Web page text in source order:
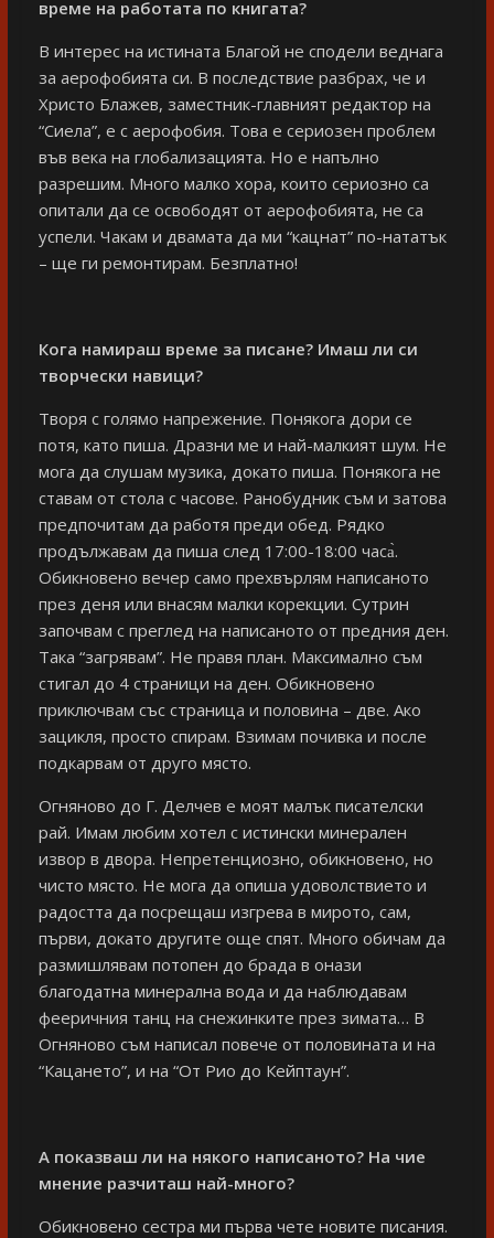
време на работата по книгата?
В интерес на истината Благой не сподели веднага
за аерофобията си. В последствие разбрах, че и
Христо Блажев, заместник-главният редактор на
“Сиела”, е с аерофобия. Това е сериозен проблем
във века на глобализацията. Но е напълно
разрешим. Много малко хора, които сериозно са
опитали да се освободят от аерофобията, не са
успели. Чакам и двамата да ми “кацнат” по-нататък
– ще ги ремонтирам. Безплатно!
Кога намираш време за писане? Имаш ли си
творчески навици?
Творя с голямо напрежение. Понякога дори се
потя, като пиша. Дразни ме и най-малкият шум. Не
мога да слушам музика, докато пиша. Понякога не
ставам от стола с часове. Ранобудник съм и затова
предпочитам да работя преди обед. Рядко
продължавам да пиша след 17:00-18:00 часа̀.
Обикновено вечер само прехвърлям написаното
през деня или внасям малки корекции. Сутрин
започвам с преглед на написаното от предния ден.
Така “загрявам”. Не правя план. Максимално съм
стигал до 4 страници на ден. Обикновено
приключвам със страница и половина – две. Ако
зацикля, просто спирам. Взимам почивка и после
подкарвам от друго място.
Огняново до Г. Делчев е моят малък писателски
рай. Имам любим хотел с истински минерален
извор в двора. Непретенциозно, обикновено, но
чисто място. Не мога да опиша удоволствието и
радостта да посрещаш изгрева в мирото, сам,
първи, докато другите още спят. Много обичам да
размишлявам потопен до брада в онази
благодатна минерална вода и да наблюдавам
фееричния танц на снежинките през зимата… В
Огняново съм написал повече от половината и на
“Кацането”, и на “От Рио до Кейптаун”.
А показваш ли на някого написаното? На чие
мнение разчиташ най-много?
Обикновено сестра ми първа чете новите писания.